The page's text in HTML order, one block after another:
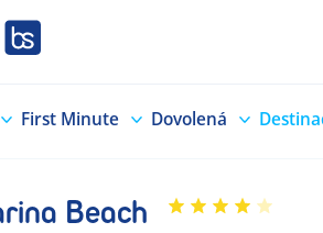
First Minute Dovolená
Beach